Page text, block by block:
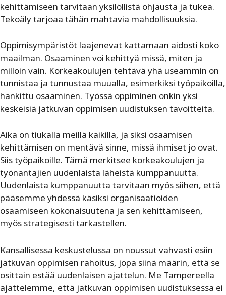
kehittämiseen tarvitaan yksilöllistä ohjausta ja tukea.
Tekoäly tarjoaa tähän mahtavia mahdollisuuksia.
Oppimisympäristöt laajenevat kattamaan aidosti koko
maailman. Osaaminen voi kehittyä missä, miten ja
milloin vain. Korkeakoulujen tehtävä yhä useammin on
tunnistaa ja tunnustaa muualla, esimerkiksi työpaikoilla,
hankittu osaaminen. Työssä oppiminen onkin yksi
keskeisiä jatkuvan oppimisen uudistuksen tavoitteita.
Aika on tiukalla meillä kaikilla, ja siksi osaamisen
kehittämisen on mentävä sinne, missä ihmiset jo ovat.
Siis työpaikoille. Tämä merkitsee korkeakoulujen ja
työnantajien uudenlaista läheistä kumppanuutta.
Uudenlaista kumppanuutta tarvitaan myös siihen, että
pääsemme yhdessä käsiksi organisaatioiden
osaamiseen kokonaisuutena ja sen kehittämiseen,
myös strategisesti tarkastellen.
Kansallisessa keskustelussa on noussut vahvasti esiin
jatkuvan oppimisen rahoitus, jopa siinä määrin, että se
osittain estää uudenlaisen ajattelun. Me Tampereella
ajattelemme, että jatkuvan oppimisen uudistuksessa ei